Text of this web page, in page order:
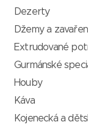
Dezerty
Džemy a
Extrudované
Gurmánské
Houby
Káva
Kojenecká a